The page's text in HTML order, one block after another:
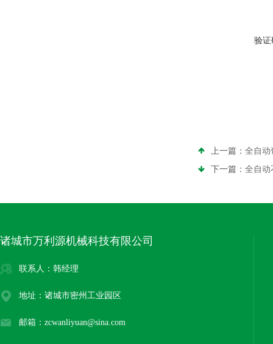
验证
上一篇： 全自动
下一篇： 全自动
诸城市万利源机械科技有限公司
联系人：韩经理
地址：诸城市密州工业园区
邮箱：zcwanliyuan@sina.com